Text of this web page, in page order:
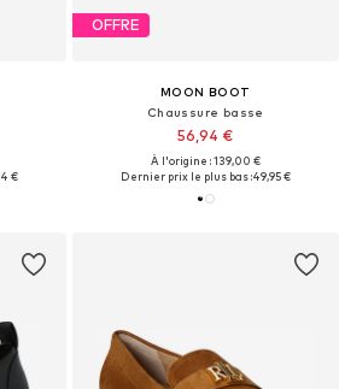
€
OFFRE
MOON BOOT
Chaussure basse
56,94 €
À l'origine : 139,00 €
Dernier prix le plus bas :49,95 €